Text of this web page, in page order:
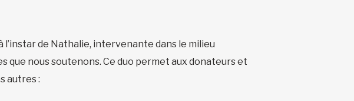
de Nathalie, intervenante dans le milieu
que nous soutenons. Ce duo permet aux donateurs et
autres :